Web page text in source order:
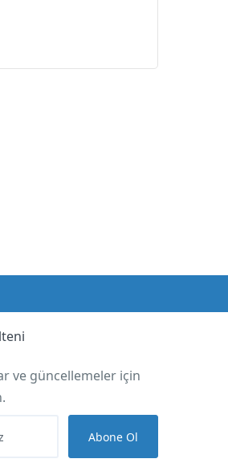
ve güncellemeler için
Abone Ol